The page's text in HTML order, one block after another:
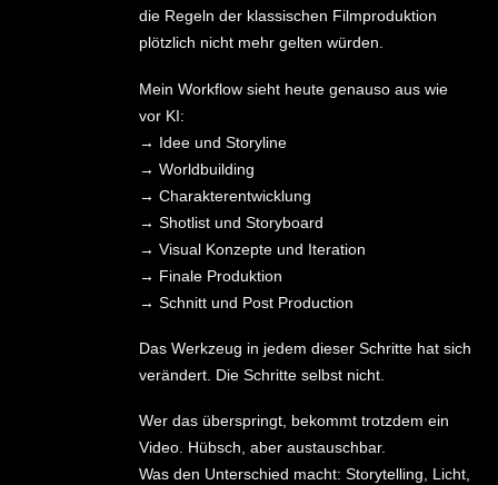
die Regeln der klassischen Filmproduktion
plötzlich nicht mehr gelten würden.
Mein Workflow sieht heute genauso aus wie
vor KI:
→ Idee und Storyline
→ Worldbuilding
→ Charakterentwicklung
→ Shotlist und Storyboard
→ Visual Konzepte und Iteration
→ Finale Produktion
→ Schnitt und Post Production
Das Werkzeug in jedem dieser Schritte hat sich
verändert. Die Schritte selbst nicht.
Wer das überspringt, bekommt trotzdem ein
Video. Hübsch, aber austauschbar.
Was den Unterschied macht: Storytelling, Licht,